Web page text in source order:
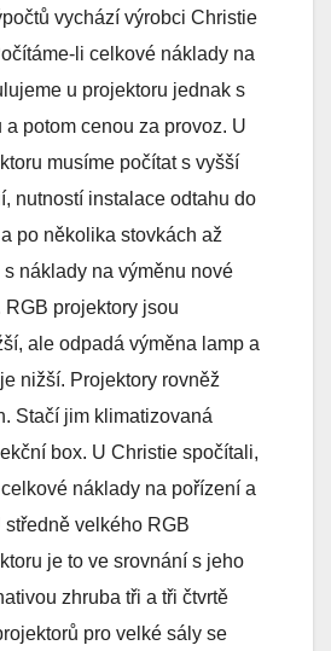
vychází výrobci Christie
li celkové náklady na
u projektoru jednak s
potom cenou za provoz. U
musíme počítat s vyšší
nutností instalace odtahu do
po několika stovkách až
náklady na výměnu nové
projektory jsou
ale odpadá výměna lamp a
nižší. Projektory rovněž
Stačí jim klimatizovaná
box. U Christie spočítali,
náklady na pořízení a
velkého RGB
je to ve srovnání s jeho
zhruba tři a tři čtvrtě
pro velké sály se